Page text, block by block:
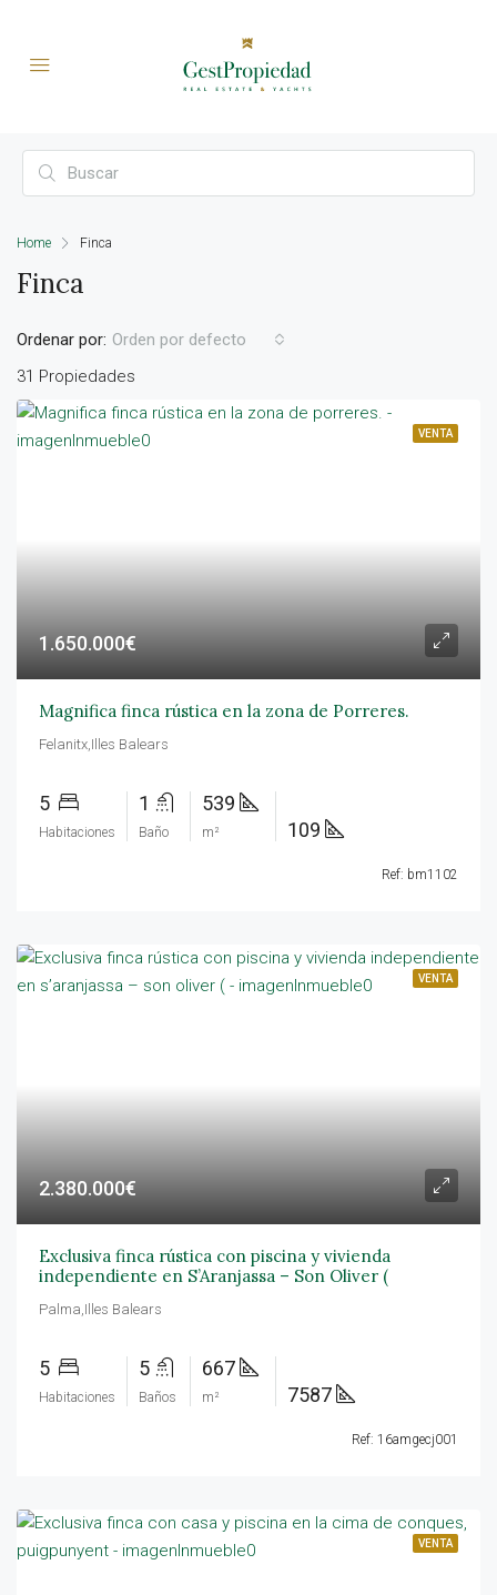
Home Finca
Finca
31 Propiedades
Ordenar por: Orden por defecto
VENTA
1.650.000€
Magnifica finca rústica en la zona de Porreres.
Felanitx,Illes Balears
5
Habitaciones
1
Baño
539
m² 109
Ref: bm1102
VENTA
2.380.000€
Exclusiva finca rústica con piscina y vivienda
independiente en S’Aranjassa – Son Oliver (
Palma,Illes Balears
5
Habitaciones
5
Baños
667
m² 7587
Ref: 16amgecj001
VENTA